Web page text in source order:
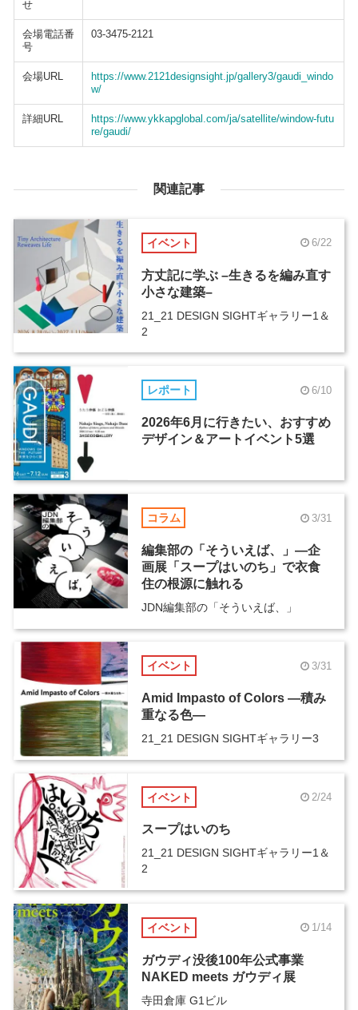
せ
会場電話番
号
03-3475-2121
会場URL
https://www.2121designsight.jp/gallery3/gaudi_windo
w/
詳細URL
https://www.ykkapglobal.com/ja/satellite/window-futu
re/gaudi/
関連記事
イベント 6/22
方丈記に学ぶ –生きるを編み直す
小さな建築–
21_21 DESIGN SIGHTギャラリー1＆
2
レポート 6/10
2026年6月に行きたい、おすすめ
デザイン＆アートイベント5選
コラム 3/31
編集部の「そういえば、」―企
画展「スープはいのち」で衣食
住の根源に触れる
JDN編集部の「そういえば、」
イベント 3/31
Amid Impasto of Colors ―積み
重なる色―
21_21 DESIGN SIGHTギャラリー3
イベント 2/24
スープはいのち
21_21 DESIGN SIGHTギャラリー1＆
2
イベント 1/14
ガウディ没後100年公式事業
NAKED meets ガウディ展
寺田倉庫 G1ビル